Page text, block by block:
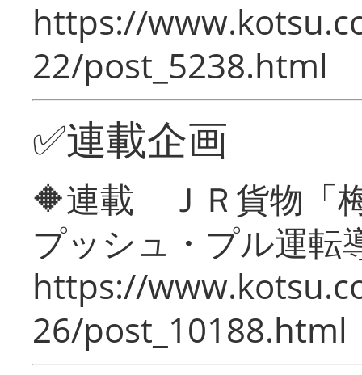
https://
22/post_5238.html
✅連載企画
🔶連載 ＪＲ貨物「
プッシュ・プル運転
https://
26/post_10188.html